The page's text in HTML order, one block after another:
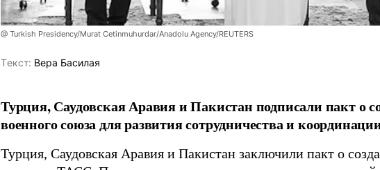
@ Turkish Presidency/Murat Cetinmuhurdar/Anadolu Agency/REUTERS
Tекст: Вера Басилая
Турция, Саудовская Аравия и Пакистан подписали пакт о
военного союза для развития сотрудничества и
Турция, Саудовская Аравия и Пакистан заключили пакт о